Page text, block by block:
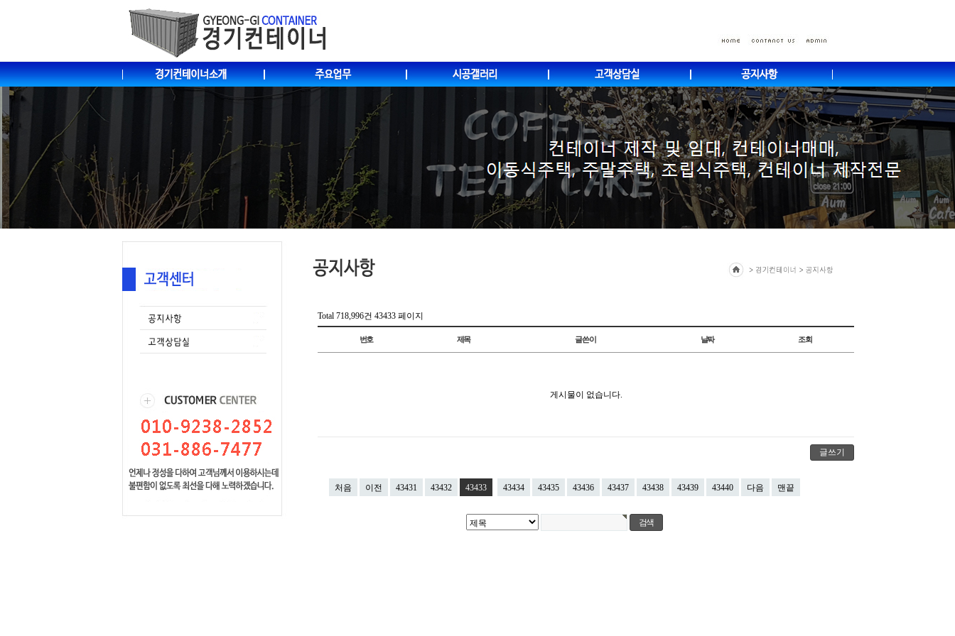
Total 718,996건 43433 페이지
번호 제목 글쓴이 날짜 조회
게시물이 없습니다.
글쓰기
처음 이전 43431 43432 43433 43434 43435 43436 43437 43438 43439 43440 다음 맨끝